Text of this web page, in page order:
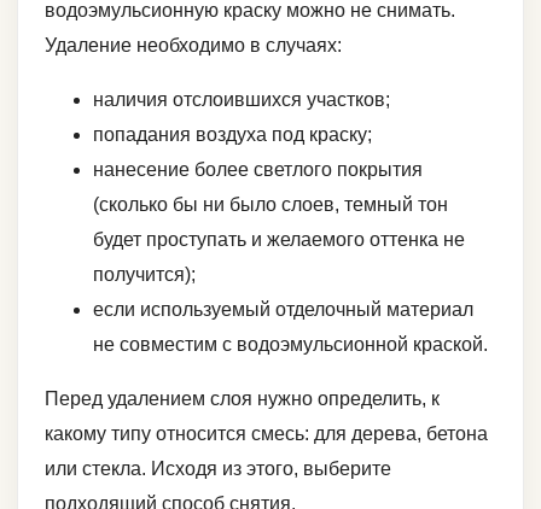
водоэмульсионную краску можно не снимать.
Удаление необходимо в случаях:
наличия отслоившихся участков;
попадания воздуха под краску;
нанесение более светлого покрытия
(сколько бы ни было слоев, темный тон
будет проступать и желаемого оттенка не
получится);
если используемый отделочный материал
не совместим с водоэмульсионной краской.
Перед удалением слоя нужно определить, к
какому типу относится смесь: для дерева, бетона
или стекла. Исходя из этого, выберите
подходящий способ снятия.